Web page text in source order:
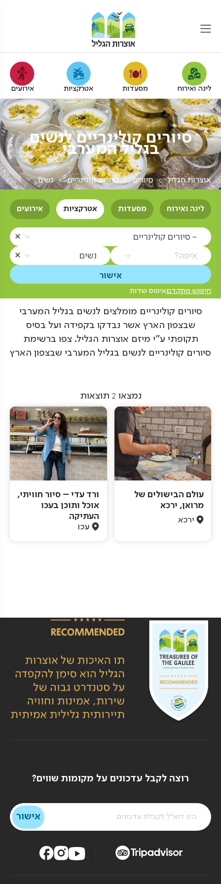
לינה ואירוח מסעדות אטרקציות אירועים
סיורים קולינריים לנשים
בגליל המערבי
אוצרות הגליל סיורים סיורים קולינריים נשים
לינה ואירוח מסעדות אטרקציות אירועים
- סיורים קולינריים
איפה? נשים
חיפוש מתקדםאיפוס שדות
סיורים קולינריים מומלצים לנשים בגליל המערבי
שבצפון הארץ אשר נבדקו בקפידה ועל בסיס
תקופתי ע"י מיזם אוצרות הגליל. צפו ברשימת
סיורים קולינריים לנשים בגליל המערבי שבצפון הארץ
נמצאו 2 תוצאות
עולם הבישולים של
מרואן, ירכא
ירכא
ורד עדי – סיור חוויתי,
אוכל ותוכן בעכו
העתיקה
עכו
רוצה לקבל עדכונים על מקומות שווים?